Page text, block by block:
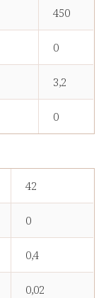
450
0
3,2
0
42
0
0,4
0,02